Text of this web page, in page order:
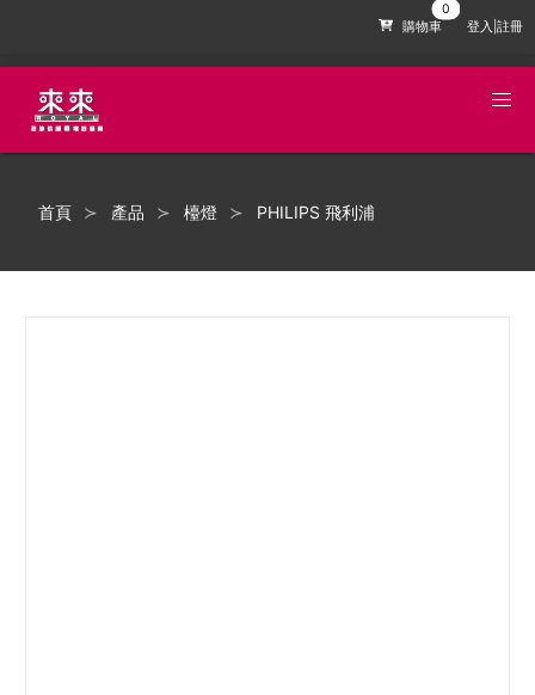
購物車 登入|註冊
首頁 產品 檯燈 PHILIPS 飛利浦